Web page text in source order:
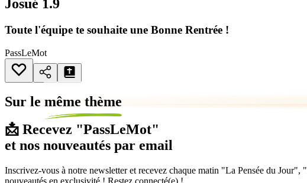
Josué 1.9
Toute l'équipe te souhaite une Bonne Rentrée !
PassLeMot
Sur le même thème
📩 Recevez "PassLeMot"
et nos nouveautés par email
Inscrivez-vous à notre newsletter et recevez chaque matin "La Pensée du